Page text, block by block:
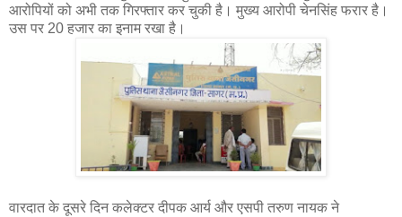
आरोपियों को अभी तक गिरफ्तार कर चुकी है। मुख्य आरोपी चेनसिंह फरार है।
उस पर 20 हजार का इनाम रखा है।
वारदात के दूसरे दिन कलेक्टर दीपक आर्य और एसपी तरुण नायक ने